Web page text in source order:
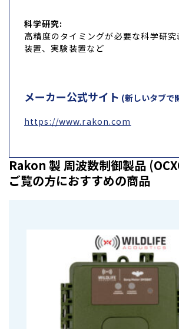
科学研究:
高精度のタイミングが必要な科学研
装置、実験装置など
メーカー公式サイト (新しいタブで
https://www.rakon.com
Rakon 製 周波数制御製品
ご覧の方におすすめの商品